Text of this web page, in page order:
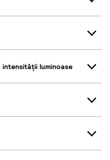
intensității luminoase